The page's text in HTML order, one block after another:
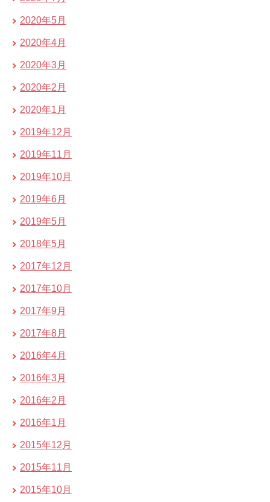
2020年5月
2020年4月
2020年3月
2020年2月
2020年1月
2019年12月
2019年11月
2019年10月
2019年6月
2019年5月
2018年5月
2017年12月
2017年10月
2017年9月
2017年8月
2016年4月
2016年3月
2016年2月
2016年1月
2015年12月
2015年11月
2015年10月